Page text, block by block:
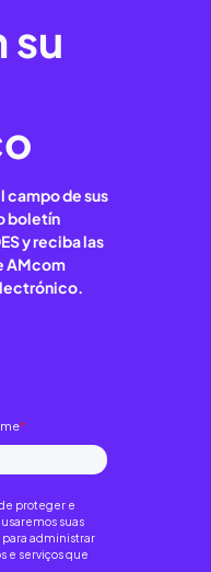
su
campo de sus
boletín
y reciba las
AMcom
*
proteger e
suas
administrar
e serviços que